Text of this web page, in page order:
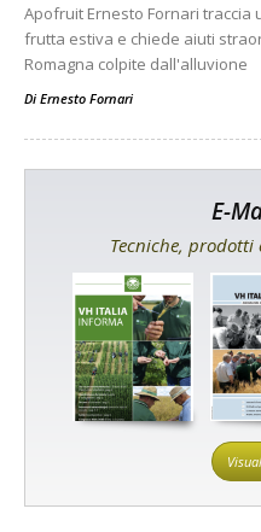
Apofruit Ernesto Fornari
frutta estiva e chiede aiuti
Romagna colpite dall'alluvione
Di Ernesto Fornari
E-
Tecniche, prodotti